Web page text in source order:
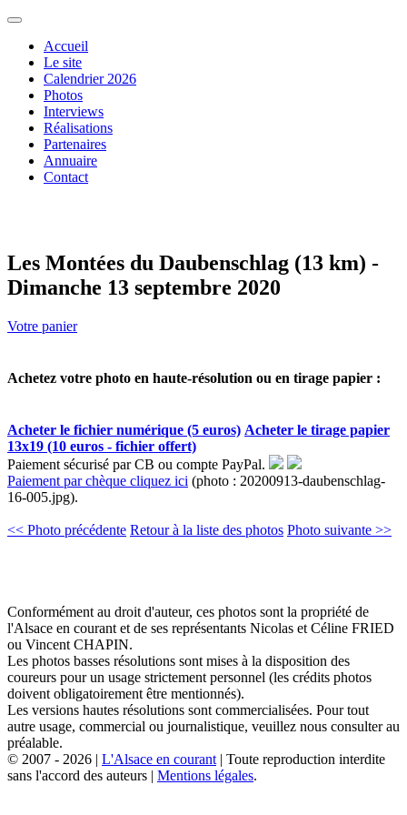
Accueil
Le site
Calendrier 2026
Photos
Interviews
Réalisations
Partenaires
Annuaire
Contact
Les Montées du Daubenschlag (13 km) -
Dimanche 13 septembre 2020
Votre panier
Achetez votre photo en haute-résolution ou en tirage papier :
Acheter le fichier numérique (5 euros) Acheter le tirage papier
13x19 (10 euros - fichier offert)
Paiement sécurisé par CB ou compte PayPal.
Paiement par chèque cliquez ici (photo : 20200913-daubenschlag-
16-005.jpg).
<< Photo précédente Retour à la liste des photos Photo suivante >>
Conformément au droit d'auteur, ces photos sont la propriété de
l'Alsace en courant et de ses représentants Nicolas et Céline FRIED
ou Vincent CHAPIN.
Les photos basses résolutions sont mises à la disposition des
coureurs pour un usage strictement personnel (les crédits photos
doivent obligatoirement être mentionnés).
Les versions hautes résolutions sont commercialisées. Pour tout
autre usage, commercial ou journalistique, veuillez nous consulter au
préalable.
© 2007 - 2026 | L'Alsace en courant | Toute reproduction interdite
sans l'accord des auteurs | Mentions légales.